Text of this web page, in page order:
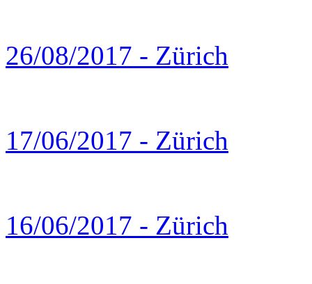
26/08/2017 - Zürich
17/06/2017 - Zürich
16/06/2017 - Zürich